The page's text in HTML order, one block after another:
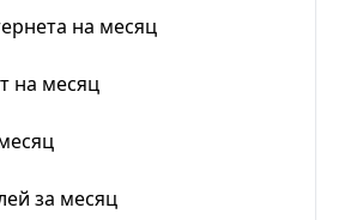
на месяц
на месяц
за месяц